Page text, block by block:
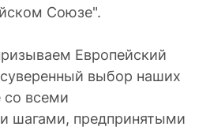
Союзе".
Европейский
выбор наших
со всеми
шагами, предпринятыми